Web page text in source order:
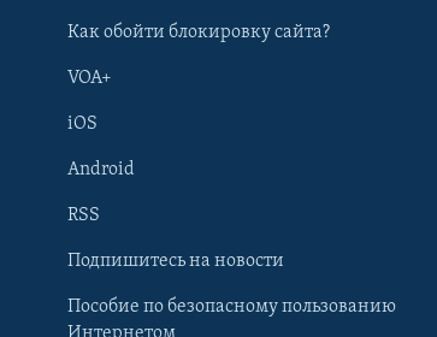
Learning English
Как обойти блокировку сайта?
VOA+
iOS
Android
RSS
Подпишитесь на новости
Пособие по безопасному пользованию